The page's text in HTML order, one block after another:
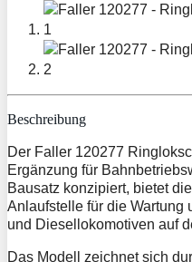
Beschreibung
Der Faller 120277
Ergänzung für
Bausatz konzipiert, bietet
Anlaufstelle für die Wartung
und Diesellokomotiven auf
Das Modell zeichnet sich